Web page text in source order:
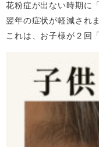
花粉症が出ない時期に
翌年の症状が軽減されま
これは、お子様が２回